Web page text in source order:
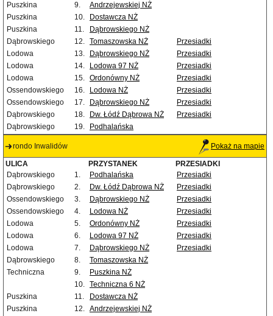
Puszkina
9.
Andrzejewskiej NŻ
Puszkina
10.
Dostawcza NŻ
Puszkina
11.
Dąbrowskiego NŻ
Dąbrowskiego
12. Tomaszowska NŻ
Przesiadki
Lodowa
13. Dąbrowskiego NŻ
Przesiadki
Lodowa
14. Lodowa 97 NŻ
Przesiadki
Lodowa
15. Ordonówny NŻ
Przesiadki
Ossendowskiego
16. Lodowa NŻ
Przesiadki
Ossendowskiego
17. Dąbrowskiego NŻ
Przesiadki
Dąbrowskiego
18. Dw. Łódź Dąbrowa NŻ
Przesiadki
Dąbrowskiego
19. Podhalańska
rondo Inwalidów Pokaż na mapie
ULICA PRZYSTANEK
PRZESIADKI
Dąbrowskiego
1. Podhalańska
Przesiadki
Dąbrowskiego
2. Dw. Łódź Dąbrowa NŻ
Przesiadki
Ossendowskiego
3. Dąbrowskiego NŻ
Przesiadki
Ossendowskiego
4. Lodowa NŻ
Przesiadki
Lodowa
5. Ordonówny NŻ
Przesiadki
Lodowa
6. Lodowa 97 NŻ
Przesiadki
Lodowa
7. Dąbrowskiego NŻ
Przesiadki
Dąbrowskiego
8.
Tomaszowska NŻ
Techniczna
9.
Puszkina NŻ
10. Techniczna 6 NŻ
Puszkina
11.
Dostawcza NŻ
Puszkina
12. Andrzejewskiej NŻ